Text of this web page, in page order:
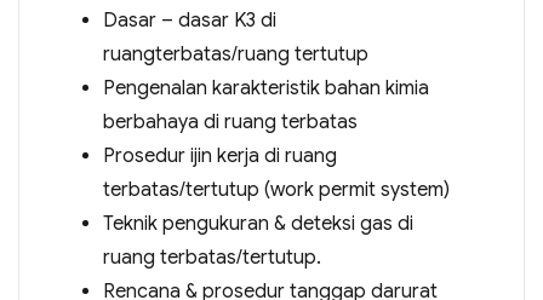
Dasar – dasar K3 di
ruangterbatas/ruang tertutup
Pengenalan karakteristik bahan kimia
berbahaya di ruang terbatas
Prosedur ijin kerja di ruang
terbatas/tertutup (work permit system)
Teknik pengukuran & deteksi gas di
ruang terbatas/tertutup.
Rencana & prosedur tanggap darurat